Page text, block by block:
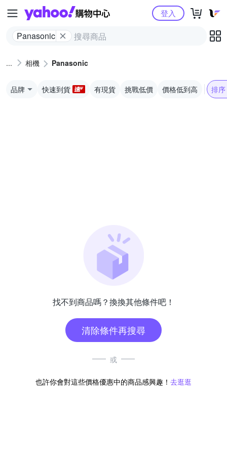
Yahoo購物中心
Panasonic
登入
相機 Panasonic
品牌 快速到貨 有現貨 挑戰低價 價格低到高 排序
找不到商品嗎？換換其他條件吧！
清除條件再搜尋
或
也許你會對這些價格優惠中的商品感興趣！ 去逛逛